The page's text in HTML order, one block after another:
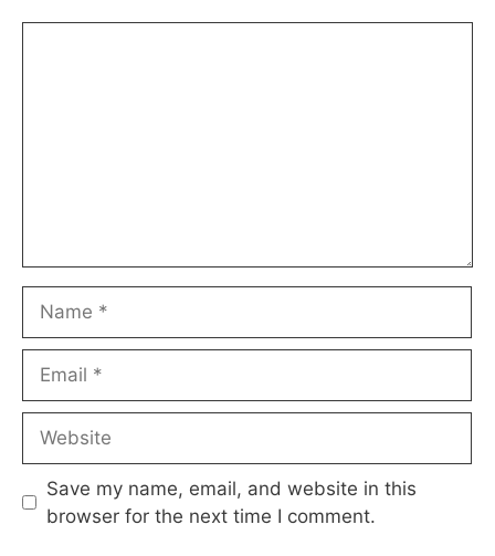
Save my name, email, and website in this
browser for the next time I comment.